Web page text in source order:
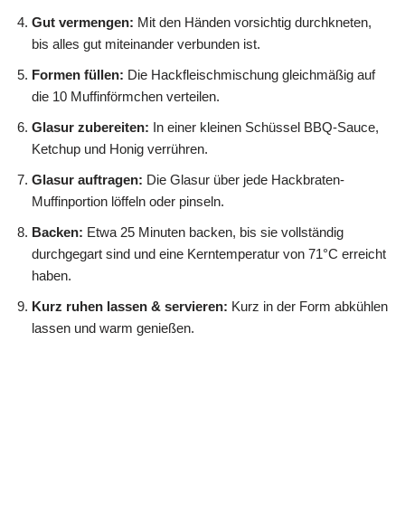
Gut vermengen: Mit den Händen vorsichtig durchkneten,
bis alles gut miteinander verbunden ist.
Formen füllen: Die Hackfleischmischung gleichmäßig auf
die 10 Muffinförmchen verteilen.
Glasur zubereiten: In einer kleinen Schüssel BBQ-Sauce,
Ketchup und Honig verrühren.
Glasur auftragen: Die Glasur über jede Hackbraten-
Muffinportion löffeln oder pinseln.
Backen: Etwa 25 Minuten backen, bis sie vollständig
durchgegart sind und eine Kerntemperatur von 71°C erreicht
haben.
Kurz ruhen lassen & servieren: Kurz in der Form abkühlen
lassen und warm genießen.